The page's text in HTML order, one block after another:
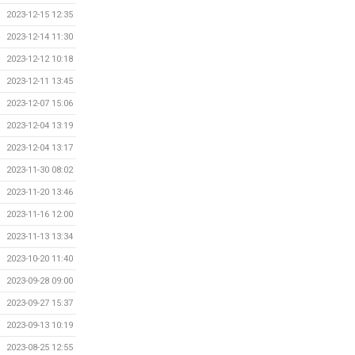
2023-12-15 12:35
2023-12-14 11:30
2023-12-12 10:18
2023-12-11 13:45
2023-12-07 15:06
2023-12-04 13:19
2023-12-04 13:17
2023-11-30 08:02
2023-11-20 13:46
2023-11-16 12:00
2023-11-13 13:34
2023-10-20 11:40
2023-09-28 09:00
2023-09-27 15:37
2023-09-13 10:19
2023-08-25 12:55